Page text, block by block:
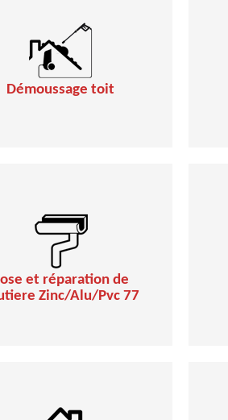
Démoussage toit
et réparation de
Zinc/Alu/Pvc 77